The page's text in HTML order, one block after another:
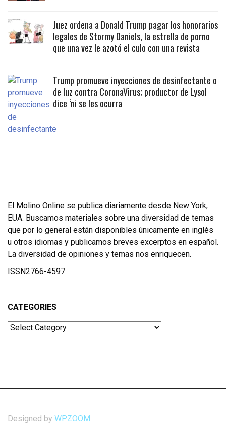
Juez ordena a Donald Trump pagar los honorarios
legales de Stormy Daniels, la estrella de porno
que una vez le azotó el culo con una revista
Trump promueve inyecciones de desinfectante o
de luz contra CoronaVirus; productor de Lysol
dice ‘ni se les ocurra
El Molino Online se publica diariamente desde New York,
EUA. Buscamos materiales sobre una diversidad de temas
que por lo general están disponibles únicamente en inglés
u otros idiomas y publicamos breves excerptos en español.
La diversidad de opiniones y temas nos enriquecen.
ISSN2766-4597
CATEGORIES
Categories
Designed by WPZOOM